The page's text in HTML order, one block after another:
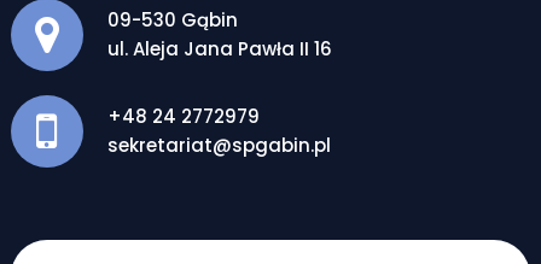
Adres pocztowy:
09-530 Gąbin
ul. Aleja Jana Pawła II 16
+48 24 2772979
sekretariat@spgabin.pl